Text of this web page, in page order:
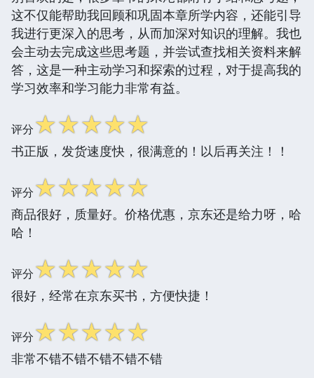
这不仅能帮助我回顾和巩固本章所学内容，还能引导
我进行更深入的思考，从而加深对知识的理解。我也
会主动去完成这些思考题，并尝试查找相关资料来解
答，这是一种主动学习和探索的过程，对于提高我的
学习效率和学习能力非常有益。
评分☆☆☆☆☆
书正版，发货速度快，很满意的！以后再关注！！
评分☆☆☆☆☆
商品很好，质量好。价格优惠，京东还是给力呀，哈
哈！
评分☆☆☆☆☆
很好，经常在京东买书，方便快捷！
评分☆☆☆☆☆
非常不错不错不错不错不错